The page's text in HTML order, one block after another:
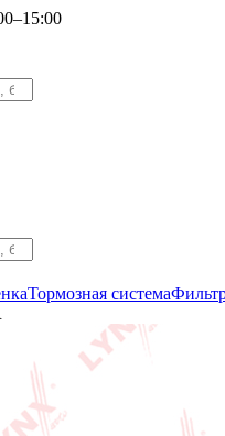
Тормозная система